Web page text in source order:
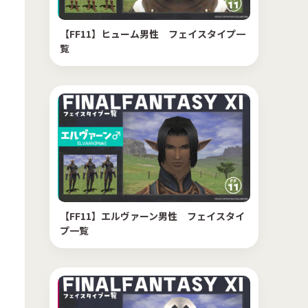
【FF11】ヒューム男性 フェイスタイプ一
覧
【FF11】エルヴァーン男性 フェイスタイ
プ一覧